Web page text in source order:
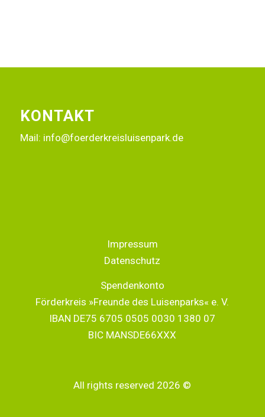
KONTAKT
Mail: info@foerderkreisluisenpark.de
Impressum
Datenschutz
Spendenkonto
Förderkreis »Freunde des Luisenparks« e. V.
IBAN DE75 6705 0505 0030 1380 07
BIC MANSDE66XXX
All rights reserved 2026 ©